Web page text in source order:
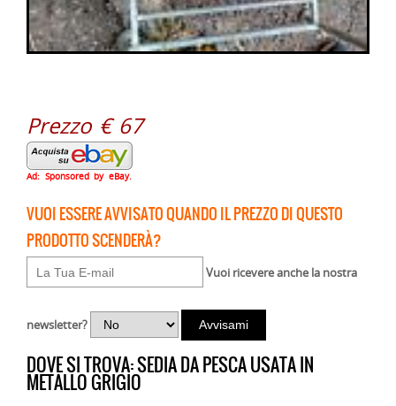
Prezzo € 67
Ad: Sponsored by eBay.
VUOI ESSERE AVVISATO QUANDO IL PREZZO DI QUESTO
PRODOTTO SCENDERÀ?
Vuoi ricevere anche la nostra
newsletter?
DOVE SI TROVA: SEDIA DA PESCA USATA IN
METALLO GRIGIO